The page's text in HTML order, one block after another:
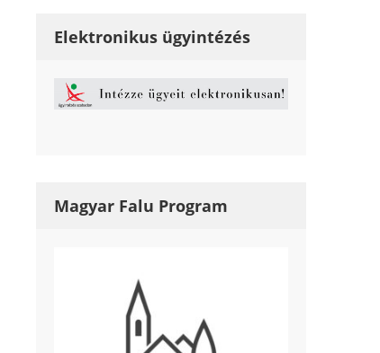
Elektronikus ügyintézés
Magyar Falu Program